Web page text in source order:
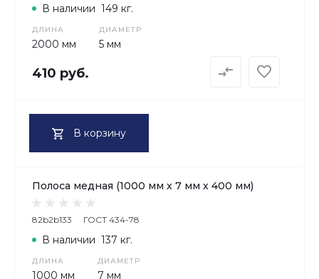
ДЛИНА
2000 мм
ДИАМЕТР
5 мм
В наличии 149 кг.
410 руб.
В корзину
Полоса медная (1000 мм х 7 мм х 400 мм)
82b2b133 ГОСТ 434-78
ДЛИНА
1000 мм
ДИАМЕТР
7 мм
В наличии 137 кг.